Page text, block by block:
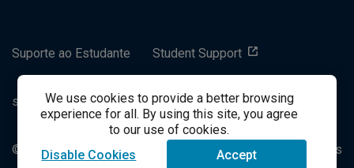
We use cookies to provide a better browsing
experience for all. By using this site, you agree
to our use of cookies.
Disable Cookies
Accept
Suporte ao Estudante Student Support
success@vitalsource.com
© Direito Autoral 2021 VitalSource Technologies LLC Todos